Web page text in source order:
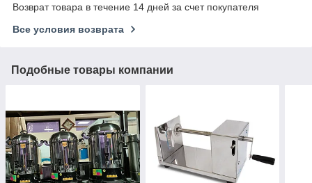
Возврат товара в течение 14 дней за счет покупателя
Все условия возврата
Подобные товары компании